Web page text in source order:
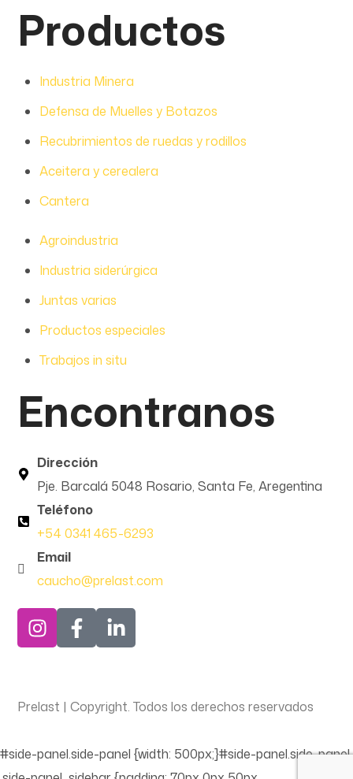
Productos
Industria Minera
Defensa de Muelles y Botazos
Recubrimientos de ruedas y rodillos
Aceitera y cerealera
Cantera
Agroindustria
Industria siderúrgica
Juntas varias
Productos especiales
Trabajos in situ
Encontranos
Dirección
Pje. Barcalá 5048 Rosario, Santa Fe, Aregentina
Teléfono
+54 0341 465-6293
Email
caucho@prelast.com
Prelast | Copyright. Todos los derechos reservados
#side-panel.side-panel {width: 500px;}#side-panel.side-panel